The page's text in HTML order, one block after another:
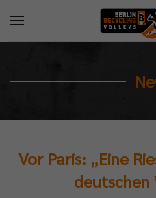
Vor Paris: „Eine
deutschen